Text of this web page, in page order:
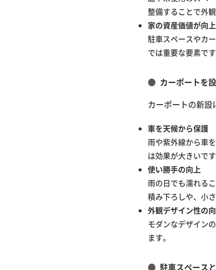
整備することで外
家の資産価値が向上
駐車スペースやカ
では重要な要素です
カーポートを
カーポートの新設
車を天候から保護
雨や紫外線から車
は効果が大きいです
使い勝手の向上
雨の日でも濡れる
積み下ろしや、小
外観デザイン性の
モダンなデザイン
ます。
駐車スペース